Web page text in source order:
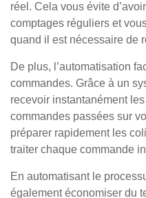
réel. Cela vous évite
comptages réguliers et
quand il est nécessaire de
De plus, l’automatisation
commandes. Grâce à un
recevoir instantanément
commandes passées sur
préparer rapidement les
traiter chaque commande
En automatisant le
également économiser du